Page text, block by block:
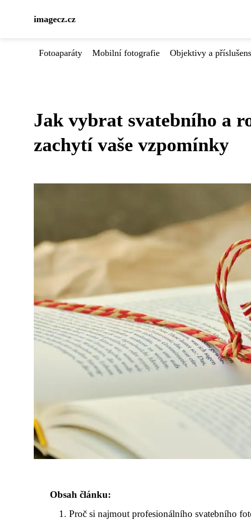
imagecz.cz
Fotoaparáty Mobilní fotografie Objektivy a
Jak vybrat svatebního a
zachytí vaše vzpomínky
Obsah článku:
Proč si najmout profesionálního svatebního